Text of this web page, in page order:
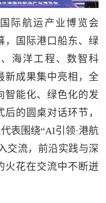
际航运产业博览会
，国际港口船东、绿
海洋工程、数智科
新成果集中亮相，全
智能化、绿色化的发
的圆桌对话环节，
表围绕“AI引领·港航
交流，前沿实践与深
火花在交流中不断迸